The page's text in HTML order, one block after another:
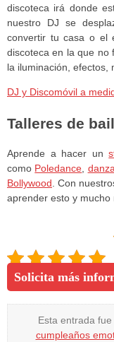
discoteca irá donde
nuestro DJ se
convertir tu casa o el
discoteca en la que no
la iluminación,
DJ y Discomóvil a
Talleres de
Aprende a hacer un
como Poledance,
Bollywood. Con
aprender esto y mucho
Solicita más
Esta entrada
cumpleaños